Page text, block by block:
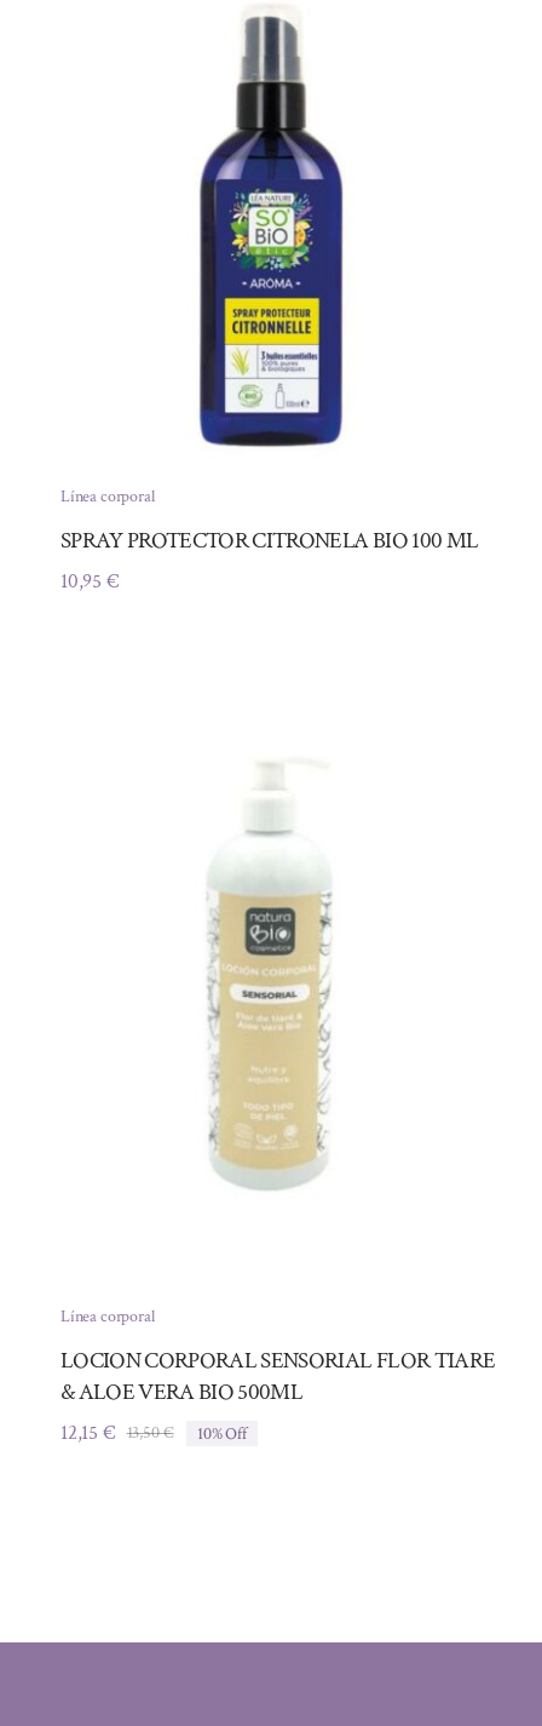
Línea corporal
SPRAY PROTECTOR CITRONELA BIO 100 ML
10,95 €
Línea corporal
LOCION CORPORAL SENSORIAL FLOR TIARE
& ALOE VERA BIO 500ML
13,50€El
12,15 €
El
10% Off